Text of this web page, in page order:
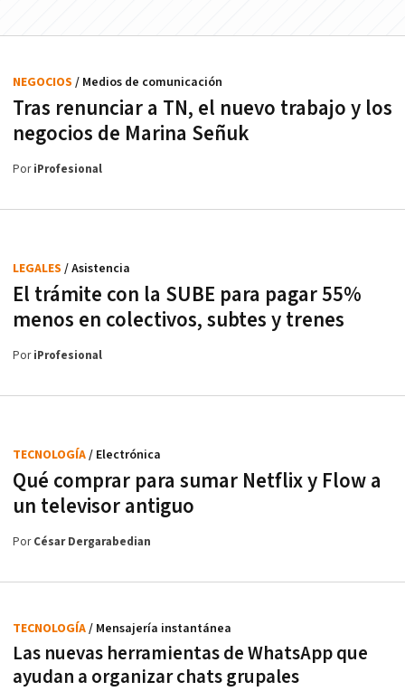
Tras renunciar a TN, el nuevo trabajo y los
negocios de Marina Señuk
NEGOCIOS / Medios de comunicación
PoriProfesional
El trámite con la SUBE para pagar 55%
menos en colectivos, subtes y trenes
LEGALES / Asistencia
PoriProfesional
Qué comprar para sumar Netflix y Flow a
un televisor antiguo
TECNOLOGÍA/ Electrónica
PorCésar Dergarabedian
Las nuevas herramientas de WhatsApp que
ayudan a organizar chats grupales
TECNOLOGÍA/ Mensajería instantánea